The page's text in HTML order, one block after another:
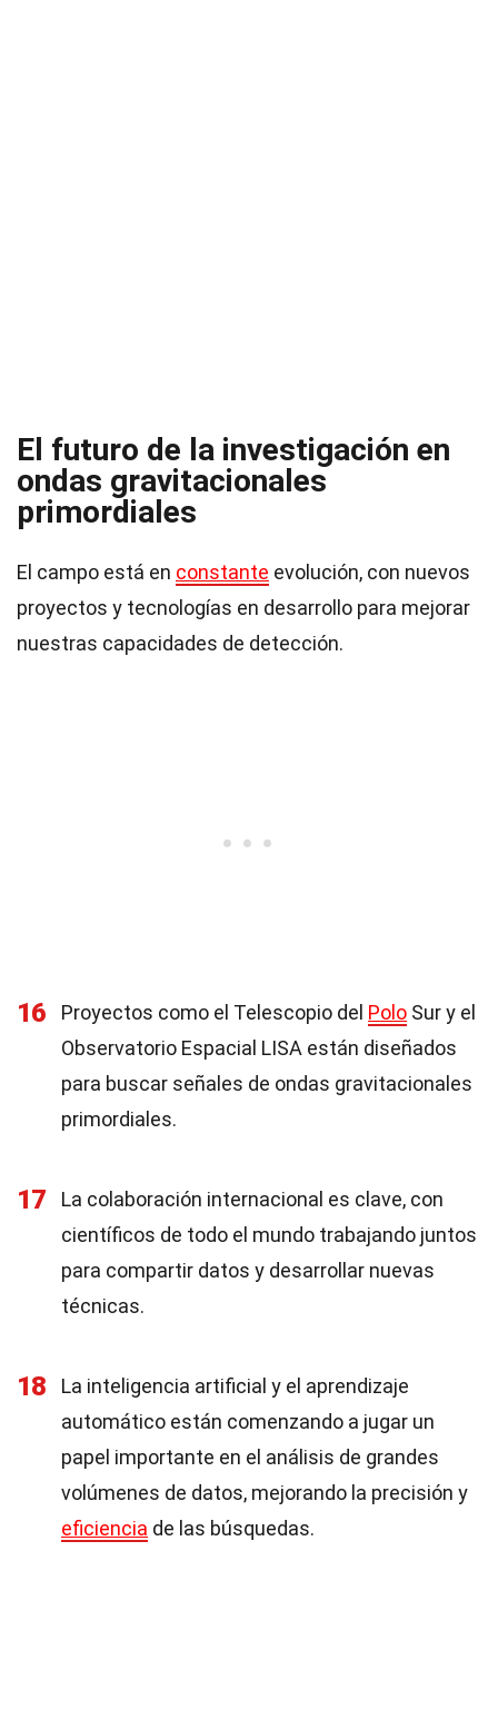
El futuro de la investigación en
ondas gravitacionales
primordiales
El campo está en constante evolución, con nuevos
proyectos y tecnologías en desarrollo para mejorar
nuestras capacidades de detección.
16 Proyectos como el Telescopio del Polo Sur y el
Observatorio Espacial LISA están diseñados
para buscar señales de ondas gravitacionales
primordiales.
17
La colaboración internacional es clave, con
científicos de todo el mundo trabajando juntos
para compartir datos y desarrollar nuevas
técnicas.
18
La inteligencia artificial y el aprendizaje
automático están comenzando a jugar un
papel importante en el análisis de grandes
volúmenes de datos, mejorando la precisión y
eficiencia de las búsquedas.